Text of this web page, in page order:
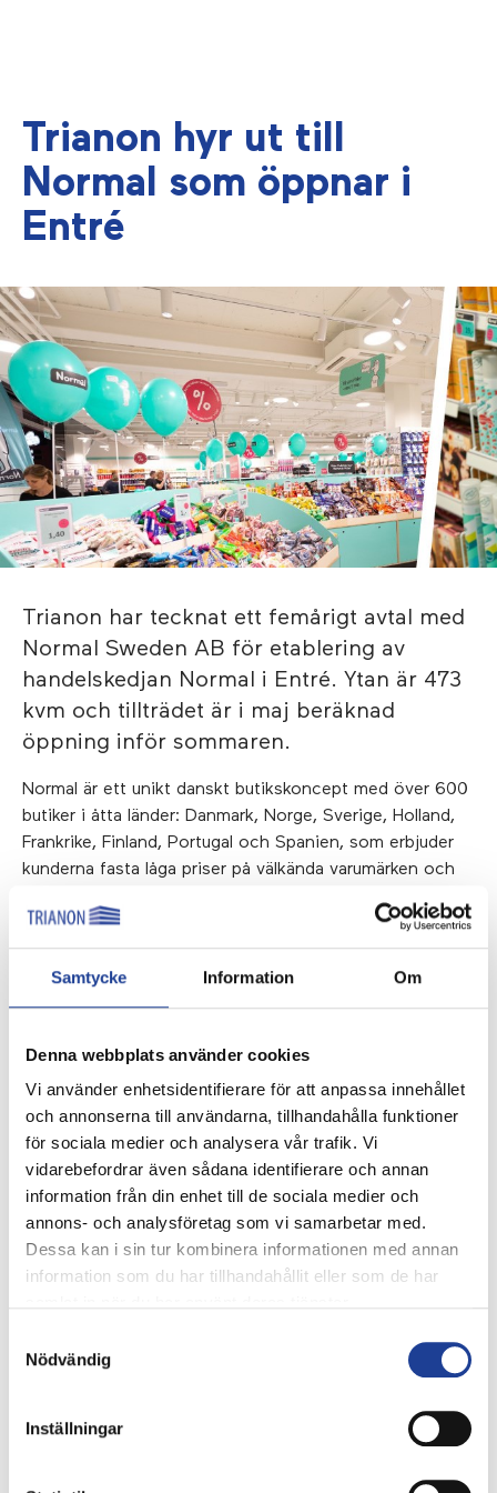
Samtycke Information Om
Denna webbplats använder cookies
Vi använder enhetsidentifierare för att anpassa innehållet
och annonserna till användarna, tillhandahålla funktioner
för sociala medier och analysera vår trafik. Vi
vidarebefordrar även sådana identifierare och annan
information från din enhet till de sociala medier och
annons- och analysföretag som vi samarbetar med.
Dessa kan i sin tur kombinera informationen med annan
information som du har tillhandahållit eller som de har
Nödvändig
Inställningar
Trianon hyr ut till
Normal som öppnar i
Entré
Trianon har tecknat ett femårigt avtal med
Normal Sweden AB för etablering av
handelskedjan Normal i Entré. Ytan är 473
kvm och tillträdet är i maj beräknad
öppning inför sommaren.
Normal är ett unikt danskt butikskoncept med över 600
butiker i åtta länder: Danmark, Norge, Sverige, Holland,
Frankrike, Finland, Portugal och Spanien, som erbjuder
kunderna fasta låga priser på välkända varumärken och
dagligvaruprodukter.
Trianon förvärvade Entré 2017 och har sedan dess
kontor, restauranger och upplevelser. Som tidigare
såsom Malmö stads gymnasie- och
vuxenutbildningsförvaltning, Statens Servicecenter,
Nabo samt ytterligare verksamheter med fokus på
närhandel och samhällsservice.
”Jag är såklart väldigt glad att vi nu hälsar även
handelskedjan Normal välkommen till Entré och
Värnhem. Normal är en stark aktör med lågprisprofil och
”Vi ser verkligen fram emot att öppna en ny butik på
att ta Normal till sina hjärtan, säger Jan Nyberg”, VD på